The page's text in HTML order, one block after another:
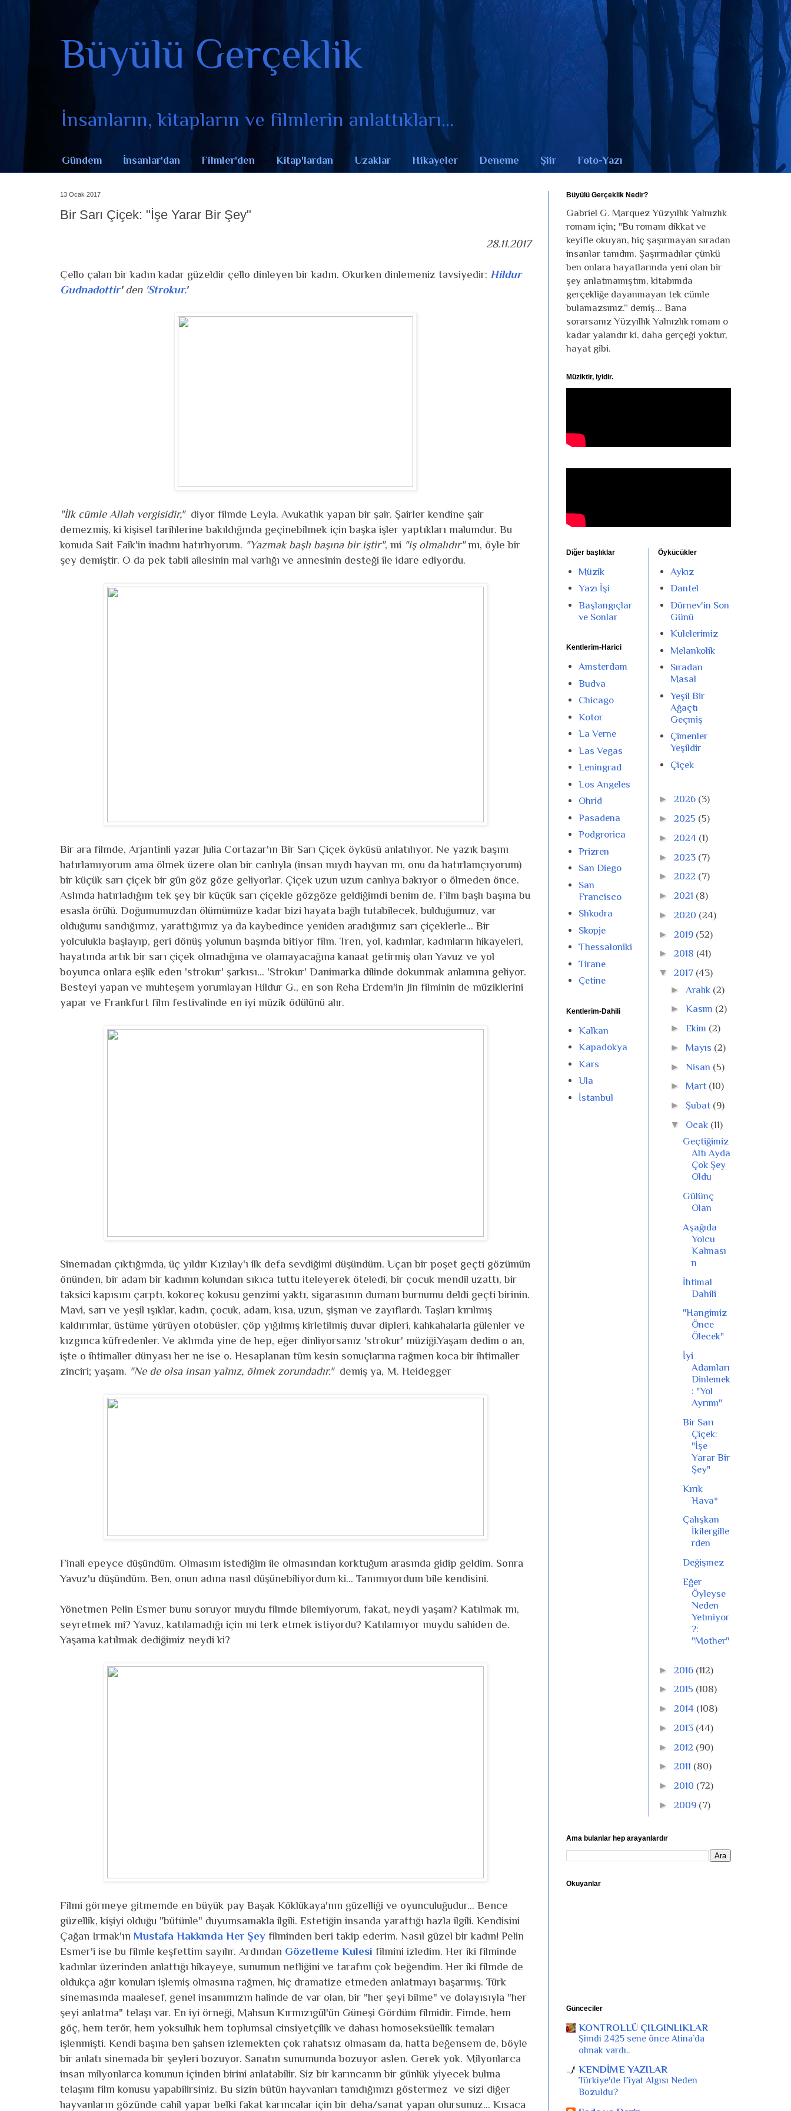
Büyülü Gerçeklik
İnsanların, kitapların ve filmlerin anlattıkları...
Gündem İnsanlar'dan Filmler'den Kitap'lardan Uzaklar Hikayeler Deneme Şiir Foto-Yazı
13 Ocak 2017
Bir Sarı Çiçek: "İşe Yarar Bir Şey"
28.11.2017
Çello çalan bir kadın kadar güzeldir çello dinleyen bir kadın. Okurken dinlemeniz tavsiyedir: Hildur
Gudnadottir'den 'Strokur.'
"İlk cümle Allah vergisidir," diyor filmde Leyla. Avukatlık yapan bir şair. Şairler kendine şair
demezmiş, ki kişisel tarihlerine bakıldığında geçinebilmek için başka işler yaptıkları malumdur. Bu
konuda Sait Faik'in inadını hatırlıyorum. "Yazmak başlı başına bir iştir", mi "iş olmalıdır"mı, öyle bir
şey demiştir. O da pek tabii ailesinin mal varlığı ve annesinin desteği ile idare ediyordu.
Bir ara filmde, Arjantinli yazar Julia Cortazar'ın Bir Sarı Çiçek öyküsü anlatılıyor. Ne yazık başını
hatırlamıyorum ama ölmek üzere olan bir canlıyla (insan mıydı hayvan mı, onu da hatırlamçıyorum)
bir küçük sarı çiçek bir gün göz göze geliyorlar. Çiçek uzun uzun canlıya bakıyor o ölmeden önce.
Aslında hatırladığım tek şey bir küçük sarı çiçekle gözgöze geldiğimdi benim de. Film başlı başına bu
esasla örülü. Doğumumuzdan ölümümüze kadar bizi hayata bağlı tutabilecek, bulduğumuz, var
olduğunu sandığımız, yarattığımız ya da kaybedince yeniden aradığımız sarı çiçeklerle... Bir
yolculukla başlayıp, geri dönüş yolunun başında bitiyor film. Tren, yol, kadınlar, kadınların hikayeleri,
hayatında artık bir sarı çiçek olmadığına ve olamayacağına kanaat getirmiş olan Yavuz ve yol
boyunca onlara eşlik eden 'strokur' şarkısı... 'Strokur' Danimarka dilinde dokunmak anlamına geliyor.
Besteyi yapan ve muhteşem yorumlayan Hildur G., en son Reha Erdem'in Jin filminin de müziklerini
yapar ve Frankfurt film festivalinde en iyi müzik ödülünü alır.
Sinemadan çıktığımda, üç yıldır Kızılay'ı ilk defa sevdiğimi düşündüm. Uçan bir poşet geçti gözümün
önünden, bir adam bir kadının kolundan sıkıca tuttu iteleyerek öteledi, bir çocuk mendil uzattı, bir
taksici kapısını çarptı, kokoreç kokusu genzimi yaktı, sigarasının dumanı burnumu deldi geçti birinin.
Mavi, sarı ve yeşil ışıklar, kadın, çocuk, adam, kısa, uzun, şişman ve zayıflardı. Taşları kırılmış
kaldırımlar, üstüme yürüyen otobüsler, çöp yığılmış kirletilmiş duvar dipleri, kahkahalarla gülenler ve
kızgınca küfredenler. Ve aklımda yine de hep, eğer dinliyorsanız 'strokur' müziği.Yaşam dedim o an,
işte o ihtimaller dünyası her ne ise o. Hesaplanan tüm kesin sonuçlarına rağmen koca bir ihtimaller
zinciri; yaşam. "Ne de olsa insan yalnız, ölmek zorundadır." demiş ya, M. Heidegger
Finali epeyce düşündüm. Olmasını istediğim ile olmasından korktuğum arasında gidip geldim. Sonra
Yavuz'u düşündüm. Ben, onun adına nasıl düşünebiliyordum ki... Tanımıyordum bile kendisini.
Yönetmen Pelin Esmer bunu soruyor muydu filmde bilemiyorum, fakat, neydi yaşam? Katılmak mı,
seyretmek mi? Yavuz, katılamadığı için mi terk etmek istiyordu? Katılamıyor muydu sahiden de.
Yaşama katılmak dediğimiz neydi ki?
Filmi görmeye gitmemde en büyük pay Başak Köklükaya'nın güzelliği ve oyunculuğudur... Bence
güzellik, kişiyi olduğu "bütünle" duyumsamakla ilgili. Estetiğin insanda yarattığı hazla ilgili. Kendisini
Çağan Irmak'ın Mustafa Hakkında Her Şey filminden beri takip ederim. Nasıl güzel bir kadın! Pelin
Esmer'i ise bu filmle keşfettim sayılır. Ardından Gözetleme Kulesi filmini izledim. Her iki filminde
kadınlar üzerinden anlattığı hikayeye, sunumun netliğini ve tarafını çok beğendim. Her iki filmde de
oldukça ağır konuları işlemiş olmasına rağmen, hiç dramatize etmeden anlatmayı başarmış. Türk
sinemasında maalesef, genel insanımızın halinde de var olan, bir "her şeyi bilme" ve dolayısıyla "her
şeyi anlatma" telaşı var. En iyi örneği, Mahsun Kırmızıgül'ün Güneşi Gördüm filmidir. Fimde, hem
göç, hem terör, hem yoksulluk hem toplumsal cinsiyetçilik ve dahası homoseksüellik temaları
işlenmişti. Kendi başına ben şahsen izlemekten çok rahatsız olmasam da, hatta beğensem de, böyle
bir anlatı sinemada bir şeyleri bozuyor. Sanatın sunumunda bozuyor aslen. Gerek yok. Milyonlarca
insan milyonlarca konunun içinden birini anlatabilir. Siz bir karıncanın bir günlük yiyecek bulma
telaşını film konusu yapabilirsiniz. Bu sizin bütün hayvanları tanıdığınızı göstermez ve sizi diğer
hayvanların gözünde cahil yapar belki fakat karıncalar için bir deha/sanat yapan olursunuz... Kısaca
Büyülü Gerçeklik Nedir?
Gabriel G. Marquez Yüzyıllık Yalnızlık
romanı için; "Bu romanı dikkat ve
keyifle okuyan, hiç şaşırmayan sıradan
insanlar tanıdım. Şaşırmadılar çünkü
ben onlara hayatlarında yeni olan bir
şey anlatmamıştım, kitabımda
gerçekliğe dayanmayan tek cümle
bulamazsınız.” demiş... Bana
sorarsanız Yüzyıllık Yalnızlık romanı o
kadar yalandır ki, daha gerçeği yoktur,
hayat gibi.
Müziktir, iyidir.
Diğer başlıklar
Müzik
Yazı İşi
Başlangıçlar
ve Sonlar
Kentlerim-Harici
Amsterdam
Budva
Chicago
Kotor
La Verne
Las Vegas
Leningrad
Los Angeles
Ohrid
Pasadena
Podgrorica
Prizren
San Diego
San
Francisco
Shkodra
Skopje
Thessaloniki
Tirane
Çetine
Kentlerim-Dahili
Kalkan
Kapadokya
Kars
Ula
İstanbul
Öykücükler
Aykız
Dantel
Dürnev'in Son
Günü
Kulelerimiz
Melankolik
Sıradan
Masal
Yeşil Bir
Ağaçtı
Geçmiş
Çimenler
Yeşildir
Çiçek
► 2026 (3)
► 2025 (5)
► 2024 (1)
► 2023 (7)
► 2022 (7)
► 2021 (8)
► 2020 (24)
► 2019 (52)
► 2018 (41)
▼ 2017 (43)
► Aralık (2)
►Kasım (2)
►Ekim (2)
► Mayıs (2)
►Nisan (5)
► Mart (10)
► Şubat (9)
▼ Ocak (11)
Geçtiğimiz
Altı Ayda
Çok Şey
Oldu
Gülünç
Olan
Aşağıda
Yolcu
Kalması
n
İhtimal
Dahili
"Hangimiz
Önce
Ölecek"
İyi
Adamları
Dinlemek
: "Yol
Ayrımı"
Bir Sarı
Çiçek:
"İşe
Yarar Bir
Şey"
Kırık
Hava*
Çalışkan
İkilergille
rden
Değişmez
Eğer
Öyleyse
Neden
Yetmiyor
?:
"Mother"
► 2016 (112)
► 2015 (108)
► 2014 (108)
► 2013 (44)
► 2012 (90)
► 2011 (80)
► 2010 (72)
► 2009 (7)
Ama bulanlar hep arayanlardır
Okuyanlar
Günceciler
KONTROLLÜ ÇILGINLIKLAR
Şimdi 2425 sene önce Atina’da
olmak vardı..
KENDİME YAZILAR
Türkiye'de Fiyat Algısı Neden
Bozuldu?